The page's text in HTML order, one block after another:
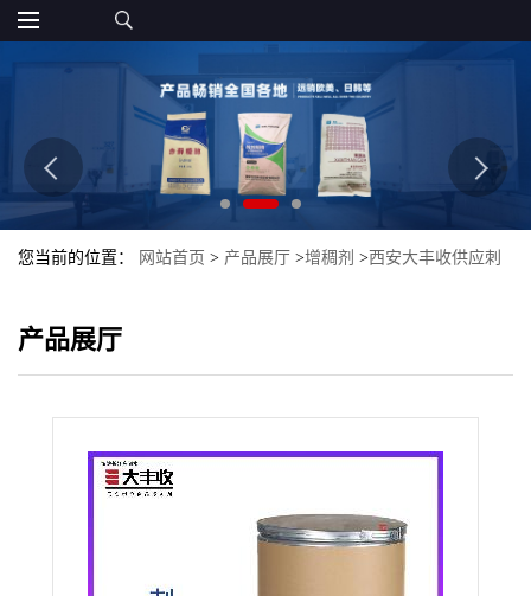
您当前的位置： 网站首页 > 产品展厅 >增稠剂 >西安大丰收供应刺
产品展厅